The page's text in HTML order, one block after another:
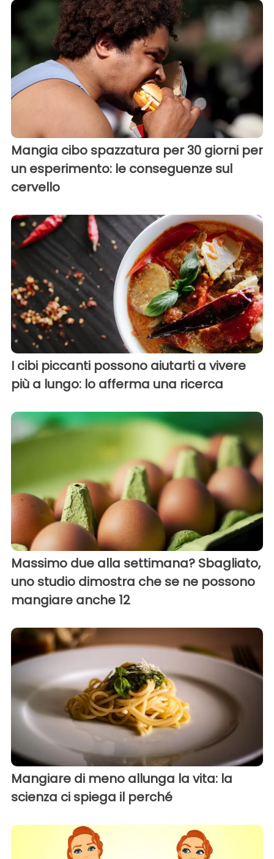
Mangia cibo spazzatura per 30 giorni per
un esperimento: le conseguenze sul
cervello
I cibi piccanti possono aiutarti a vivere
più a lungo: lo afferma una ricerca
Massimo due alla settimana? Sbagliato,
uno studio dimostra che se ne possono
mangiare anche 12
Mangiare di meno allunga la vita: la
scienza ci spiega il perché